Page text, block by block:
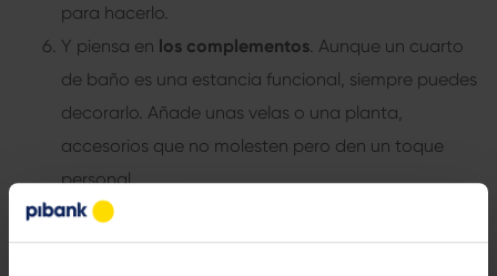
para hacerlo.
Y piensa en los complementos . Aunque un cuarto
de baño es una estancia funcional, siempre puedes
decorarlo. Añade unas velas o una planta,
accesorios que no molesten pero den un toque
personal.
Cómo reformar un baño es sencillo con unas pequeñas